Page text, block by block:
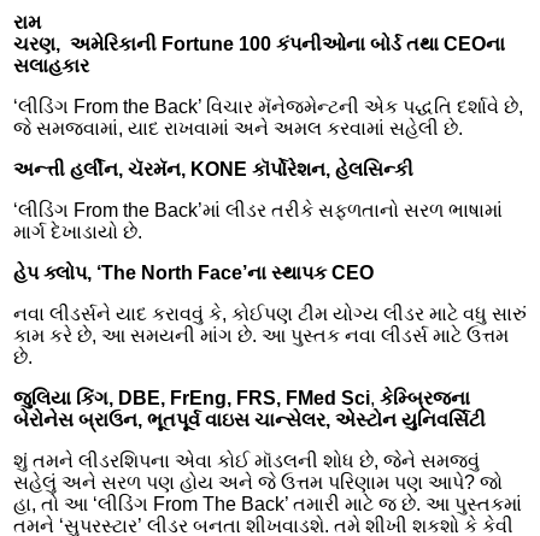
રામ
ચરણ, અમેરિકાની Fortune 100 કંપનીઓના બોર્ડ તથા CEOના
સલાહકાર
‘લીડિંગ From the Back’ વિચાર મૅનેજમેન્ટની એક પદ્ધતિ દર્શાવે છે,
જે સમજવામાં, યાદ રાખવામાં અને અમલ કરવામાં સહેલી છે.
અન્ત્તી હર્લીન, ચૅરમૅન, KONE કૉર્પોરેશન, હેલસિન્કી
‘લીડિંગ From the Back’માં લીડર તરીકે સફળતાનો સરળ ભાષામાં
માર્ગ દેખાડાયો છે.
હેપ ક્લોપ, ‘The North Face’ના સ્થાપકCEO
નવા લીડર્સને યાદ કરાવવું કે, કોઈપણ ટીમ યોગ્ય લીડર માટે વધુ સારું
કામ કરે છે, આ સમયની માંગ છે. આ પુસ્તક નવા લીડર્સ માટે ઉત્તમ
છે.
જુલિયા કિંગ, DBE, FrEng, FRS, FMed Sci, કેમ્બ્રિજના
બેરોનેસ બ્રાઉન, ભૂતપૂર્વ વાઇસ ચાન્સેલર, એસ્ટોન યુનિવર્સિટી
શું તમને લીડરશિપના એવા કોઈ મૉડલની શોધ છે, જેને સમજવું
સહેલું અને સરળ પણ હોય અને જે ઉત્તમ પરિણામ પણ આપે? જો
હા, તો આ ‘લીડિંગ From The Back’ તમારી માટે જ છે. આ પુસ્તકમાં
તમને ‘સુપરસ્ટાર’ લીડર બનતા શીખવાડશે. તમે શીખી શકશો કે કેવી